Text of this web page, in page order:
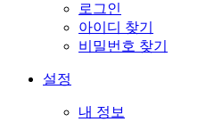
로그인
아이디 찾기
비밀번호 찾기
설정
내 정보